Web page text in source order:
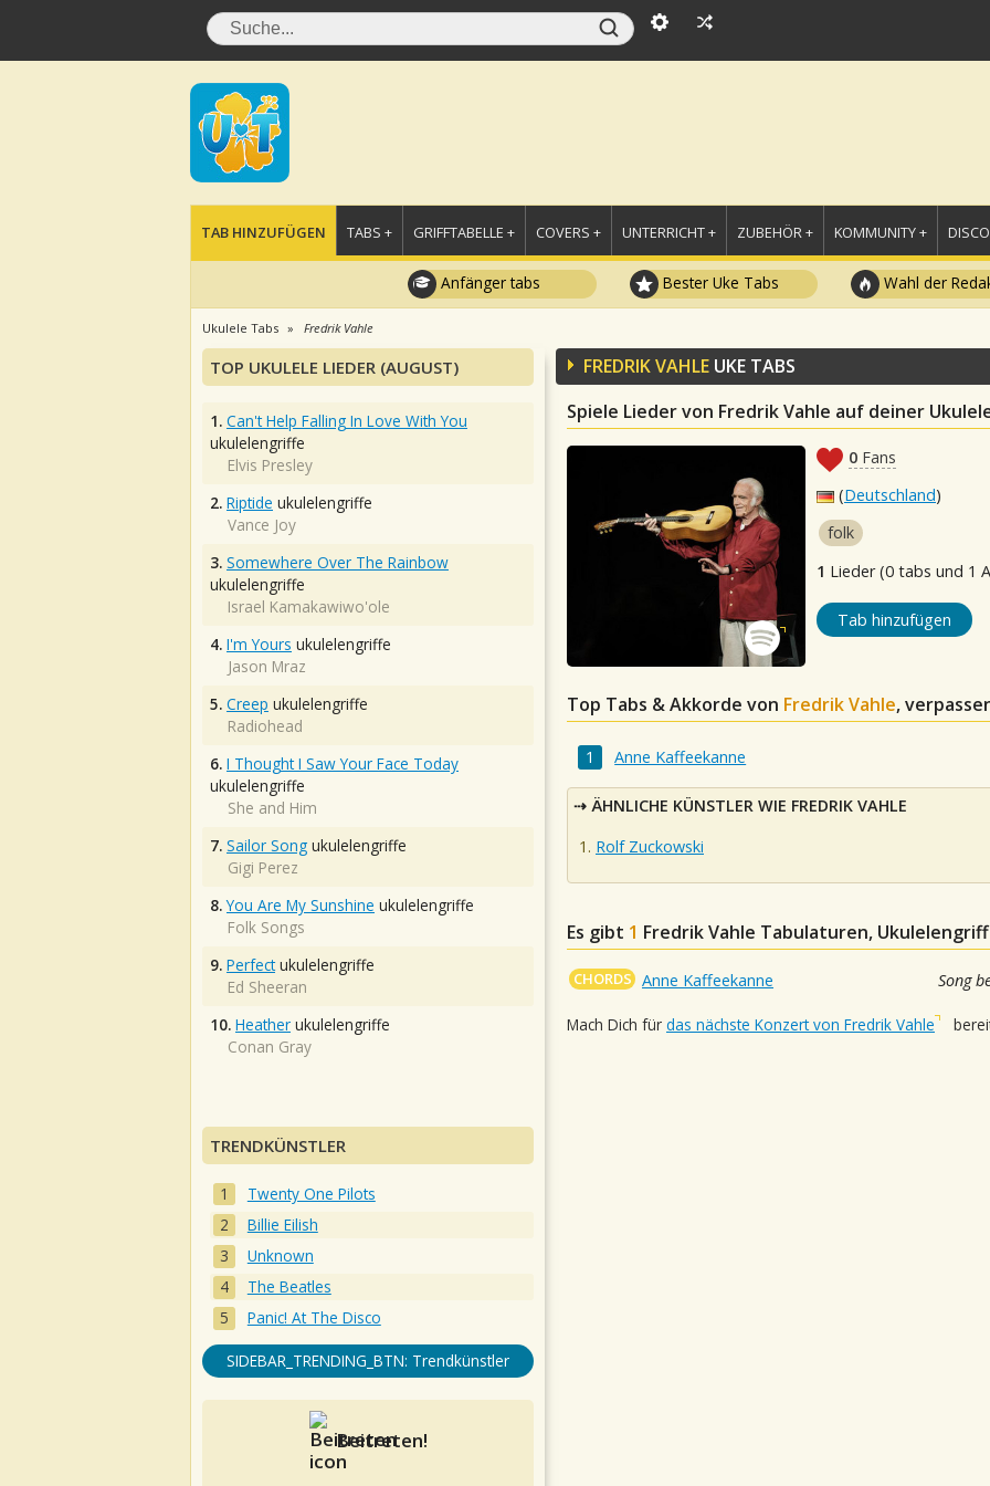
TAB HINZUFÜGEN TABS + GRIFFTABELLE + COVERS + UNTERRICHT + ZUBEHÖR + KOMMUNITY +
Anfänger tabs Bester Uke Tabs Wahl der
Ukulele Tabs Fredrik Vahle
FREDRIK VAHLE UKE TABS
Spiele Lieder von Fredrik Vahle auf deiner
0 Fans
(Deutschland)
folk
1 Lieder (0 tabs und 1
Tab hinzufügen
Top Tabs & Akkorde von Fredrik Vahle,
Anne Kaffeekanne
ÄHNLICHE KÜNSTLER WIE FREDRIK VAHLE
Rolf Zuckowski
Es gibt 1 Fredrik Vahle Tabulaturen,
CHORDS Anne Kaffeekanne Song
Mach Dich für das nächste Konzert von Fredrik Vahle
TOP UKULELE LIEDER (AUGUST)
1. Can't Help Falling In Love With You
ukulelengriffe
Elvis Presley
2. Riptide ukulelengriffe
Vance Joy
3. Somewhere Over The Rainbow
ukulelengriffe
Israel Kamakawiwo'ole
4. I'm Yours ukulelengriffe
Jason Mraz
5. Creep ukulelengriffe
Radiohead
6. I Thought I Saw Your Face Today
ukulelengriffe
She and Him
7. Sailor Song ukulelengriffe
Gigi Perez
8. You Are My Sunshine ukulelengriffe
Folk Songs
9. Perfectukulelengriffe
Ed Sheeran
10. Heather ukulelengriffe
Conan Gray
TRENDKÜNSTLER
Twenty One Pilots
Billie Eilish
Unknown
The Beatles
Panic! At The Disco
SIDEBAR_TRENDING_BTN: Trendkünstler
Beitreten!